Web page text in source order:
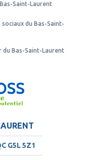
Saint-Laurent
du Bas-Saint-
du Bas-Saint-Laurent
G5L 5Z1